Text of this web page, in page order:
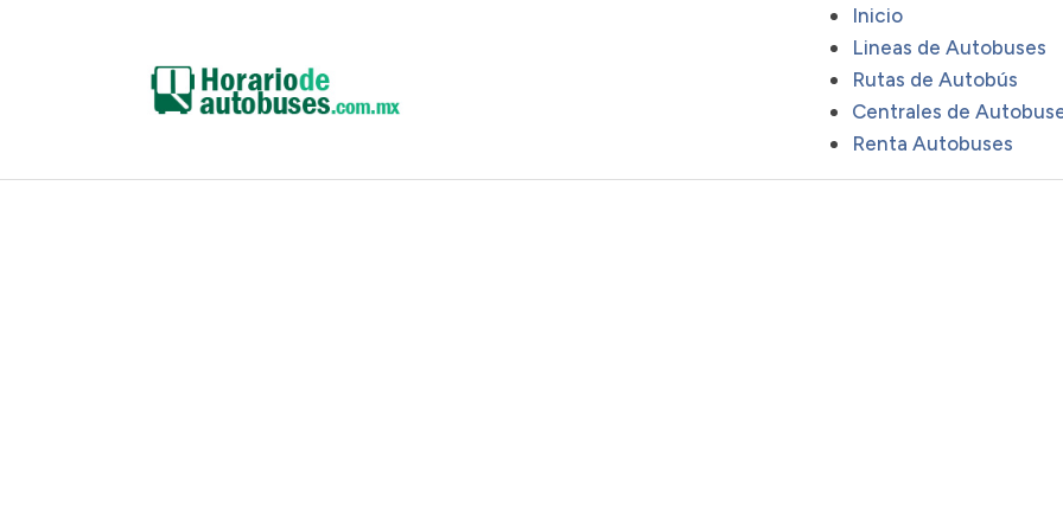
Inicio
Lineas de Autobuses
Rutas de Autobús
Centrales de
Renta Autobuses